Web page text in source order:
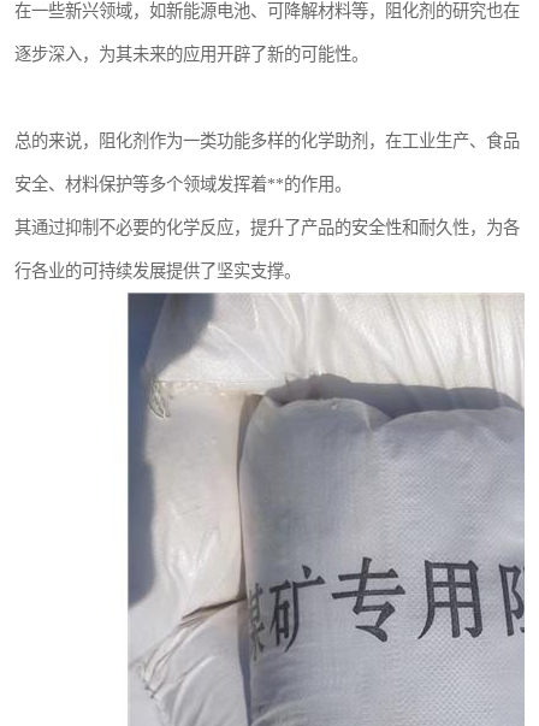
在一些新兴领域，如新能源电池、可降解材料等，阻化剂的研究也在
逐步深入，为其未来的应用开辟了新的可能性。
总的来说，阻化剂作为一类功能多样的化学助剂，在工业生产、食品
安全、材料保护等多个领域发挥着**的作用。
其通过抑制不必要的化学反应，提升了产品的安全性和耐久性，为各
行各业的可持续发展提供了坚实支撑。